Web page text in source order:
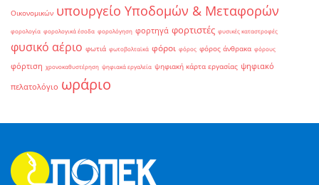
Οικονομικών υπουργείο Υποδομών & Μεταφορών
φορολογία φορολογικά έσοδα φορολόγηση φορτηγά φορτιστές φυσικές καταστροφές
φυσικό αέριο φωτιά φωτοβολταϊκά φόροι φόρος φόρος άνθρακα φόρους
φόρτιση χρονοκαθυστέρηση ψηφιακά εργαλεία ψηφιακή κάρτα εργασίας ψηφιακό
πελατολόγιο ωράριο